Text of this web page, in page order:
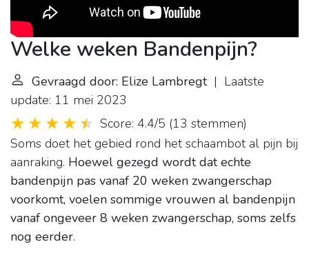
Welke weken Bandenpijn?
Gevraagd door: Elize Lambregt| Laatste
update: 11 mei 2023
Score: 4.4/5 (13 stemmen)
Soms doet het gebied rond het schaambot al pijn bij
aanraking. Hoewel gezegd wordt dat echte
bandenpijn pas vanaf 20 weken zwangerschap
voorkomt, voelen sommige vrouwen al bandenpijn
vanaf ongeveer 8 weken zwangerschap, soms zelfs
nog eerder.